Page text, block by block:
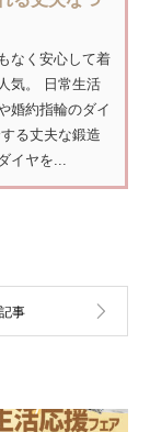
なく安心して着
気。 日常生活
婚約指輪のダイ
る丈夫な鍛造
イヤを...